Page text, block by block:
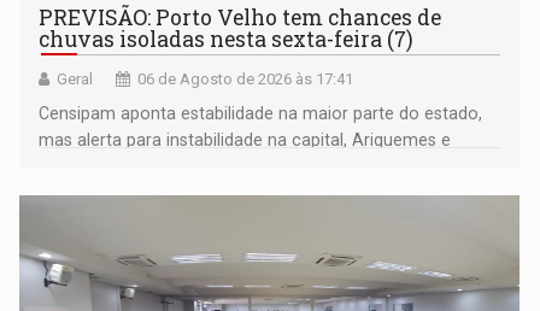
PREVISÃO: Porto Velho tem chances de
chuvas isoladas nesta sexta-feira (7)
Geral 06 de Agosto de 2026 às 17:41
Censipam aponta estabilidade na maior parte do estado,
mas alerta para instabilidade na capital, Ariquemes e